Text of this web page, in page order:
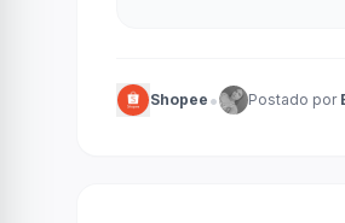
Shopee • Postado por